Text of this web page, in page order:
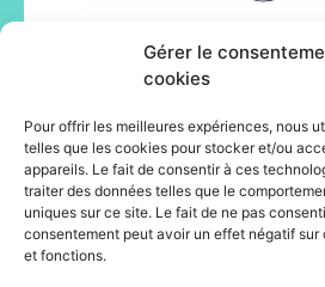
Gérer le
cookies
Pour offrir les meilleures expériences, nous
telles que les cookies pour stocker et/ou
appareils. Le fait de consentir à ces
traiter des données telles que le
uniques sur ce site. Le fait de ne pas
consentement peut avoir un effet négatif
et fonctions.